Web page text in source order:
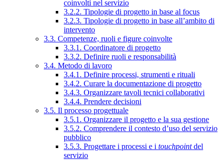
coinvolti nel servizio
3.2.2. Tipologie di progetto in base al focus
3.2.3. Tipologie di progetto in base all’ambito di
intervento
3.3. Competenze, ruoli e figure coinvolte
3.3.1. Coordinatore di progetto
3.3.2. Definire ruoli e responsabilità
3.4. Metodo di lavoro
3.4.1. Definire processi, strumenti e rituali
3.4.2. Curare la documentazione di progetto
3.4.3. Organizzare tavoli tecnici collaborativi
3.4.4. Prendere decisioni
3.5. Il processo progettuale
3.5.1. Organizzare il progetto e la sua gestione
3.5.2. Comprendere il contesto d’uso del servizio
pubblico
3.5.3. Progettare i processi e i touchpointdel
servizio